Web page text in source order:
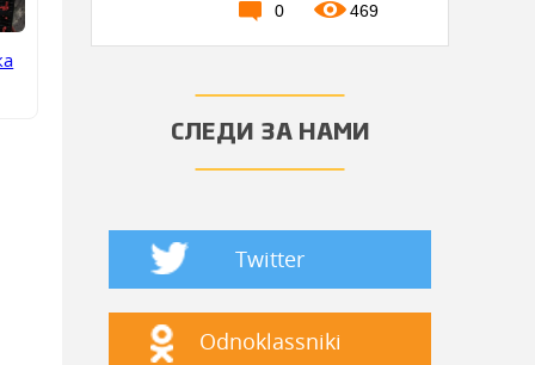
0 469
СЛЕДИ ЗА НАМИ
Twitter
Odnoklassniki